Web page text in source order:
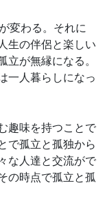
変わる。それに
生の伴侶と楽しい
立が無縁になる。
一人暮らしになっ
趣味を持つことで
で孤立と孤独から
な人達と交流がで
の時点で孤立と孤